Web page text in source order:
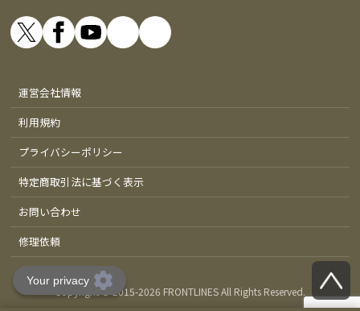
運営会社情報
利用規約
プライバシーポリシー
特定商取引法に基づく表示
お問い合わせ
修理依頼
Copyright © 2015-2026 FRONTLINES All Rights Reserved.